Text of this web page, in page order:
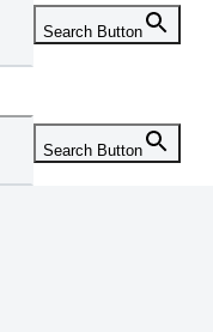
Search Button
Search Button